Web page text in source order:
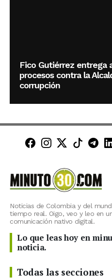
Fico Gutiérrez entrega
procesos contra la
corrupción
Minuto30 en
Minuto30 en
Minuto30
Noticias de Colombia y del
tiempo real. Oigo, veo y leo en
comunicación nativo digital.
Lo que leas hoy en
noticia.
Todas las secciones